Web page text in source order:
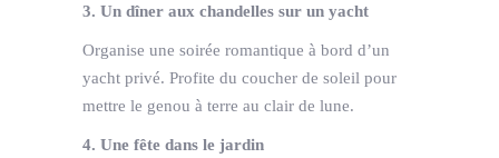
3. Un dîner aux chandelles sur un yacht
Organise une soirée romantique à bord d’un
yacht privé. Profite du coucher de soleil pour
mettre le genou à terre au clair de lune.
4. Une fête dans le jardin